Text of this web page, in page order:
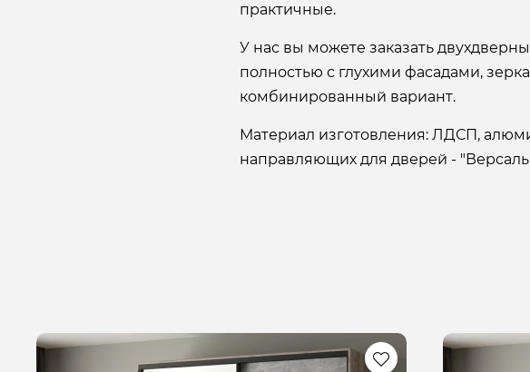
практичные.
У нас вы можете заказать
полностью с глухими фасадами,
комбинированный вариант.
Материал изготовления: ЛДСП,
направляющих для дверей -